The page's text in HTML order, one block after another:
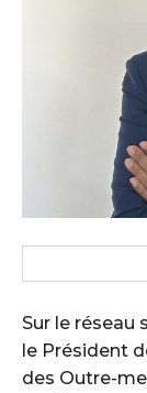
Sur le réseau
le Président
des Outre-